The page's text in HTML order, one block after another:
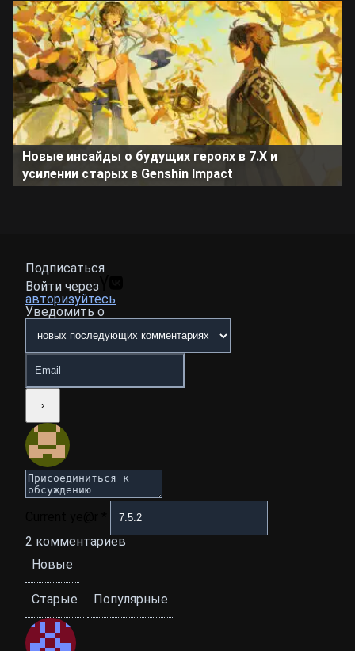
Новые инсайды о будущих героях в 7.X и
усилении старых в Genshin Impact
Подписаться
Войти через
авторизуйтесь
Уведомить о
2 комментариев
Новые
Старые Популярные